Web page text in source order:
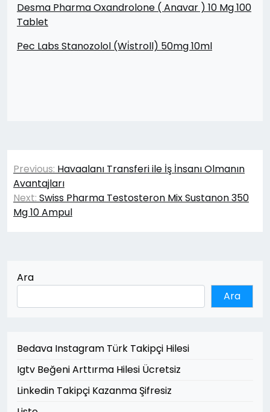
Desma Pharma Oxandrolone ( Anavar ) 10 Mg 100
Tablet
Pec Labs Stanozolol (Wi̇stroll) 50mg 10ml
Yazı
gezinmesi
Previous: Havaalanı Transferi ile İş İnsanı Olmanın
Avantajları
Next: Swiss Pharma Testosteron Mix Sustanon 350
Mg 10 Ampul
Ara
Ara
Bedava Instagram Türk Takipçi Hilesi
Igtv Beğeni Arttırma Hilesi Ücretsiz
Linkedin Takipçi Kazanma Şifresiz